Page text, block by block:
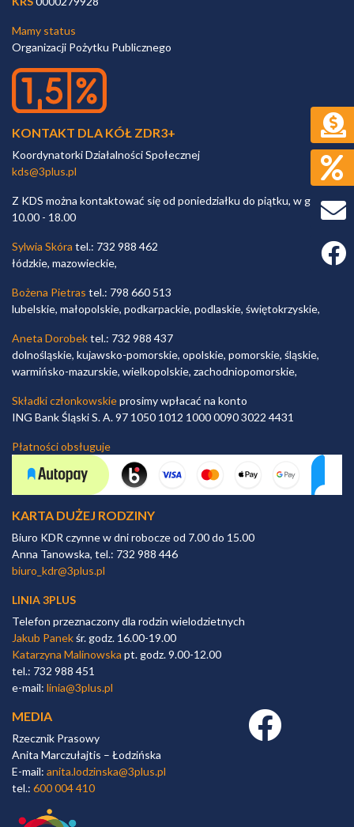
Mamy status
Organizacji Pożytku Publicznego
KONTAKT DLA KÓŁ ZDR3+
Koordynatorki Działalności Społecznej
kds@3plus.pl
Z KDS można kontaktować się od poniedziałku do piątku, w godz.
10.00 - 18.00
Sylwia Skóra tel.: 732 988 462
łódzkie, mazowieckie,
Bożena Pietras tel.: 798 660 513
lubelskie, małopolskie, podkarpackie, podlaskie, świętokrzyskie,
Aneta Dorobektel.: 732 988 437
dolnośląskie, kujawsko-pomorskie, opolskie, pomorskie, śląskie,
warmińsko-mazurskie, wielkopolskie, zachodniopomorskie,
Składki członkowskieprosimy wpłacać na konto
ING Bank Śląski S. A. 97 1050 1012 1000 0090 3022 4431
Płatności obsługuje
KARTA DUŻEJ RODZINY
Biuro KDR czynne w dni robocze od 7.00 do 15.00
Anna Tanowska, tel.: 732 988 446
biuro_kdr@3plus.pl
LINIA 3PLUS
Telefon przeznaczony dla rodzin wielodzietnych
Jakub Panekśr. godz. 16.00-19.00
Katarzyna Malinowska pt. godz. 9.00-12.00
tel.: 732 988 451
e-mail: linia@3plus.pl
MEDIA
Rzecznik Prasowy
Anita Marczułajtis – Łodzińska
E-mail: anita.lodzinska@3plus.pl
tel.: 600 004 410
Facebook link